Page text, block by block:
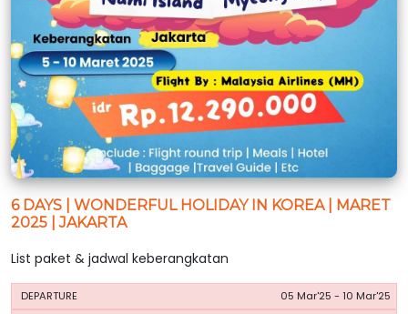
6 DAYS | WONDERFUL HOLIDAY IN KOREA | MARET
2025 | JAKARTA
List paket & jadwal keberangkatan
PERIODE
HARGA
05 Mar'25 - 10 Mar'25